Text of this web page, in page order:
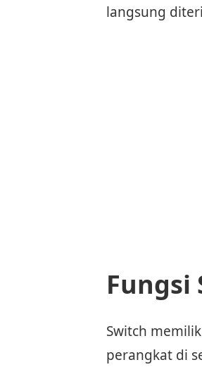
langsung
Fungsi
Switch
perangkat di